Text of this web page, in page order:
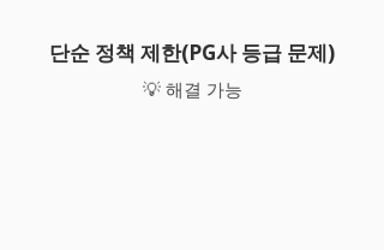
단순 정책 제한(PG사 등급 문제)
💡 해결 가능